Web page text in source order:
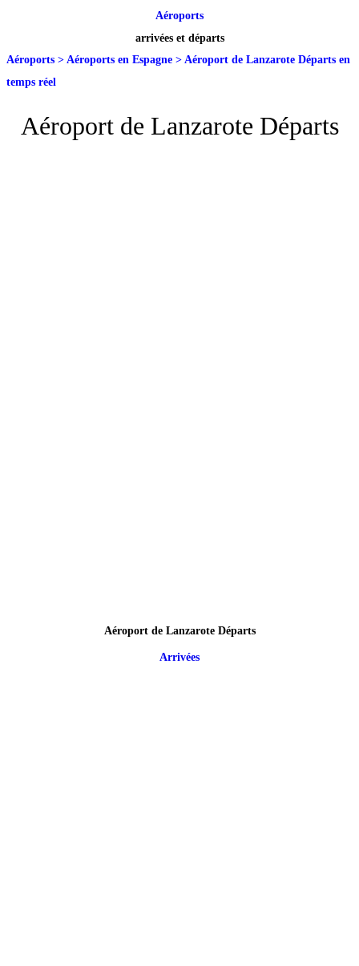
Aéroports
arrivées et départs
Aéroports > Aéroports en Espagne > Aéroport de Lanzarote Départs en
temps réel
Aéroport de Lanzarote Départs
Aéroport de Lanzarote Départs
Arrivées